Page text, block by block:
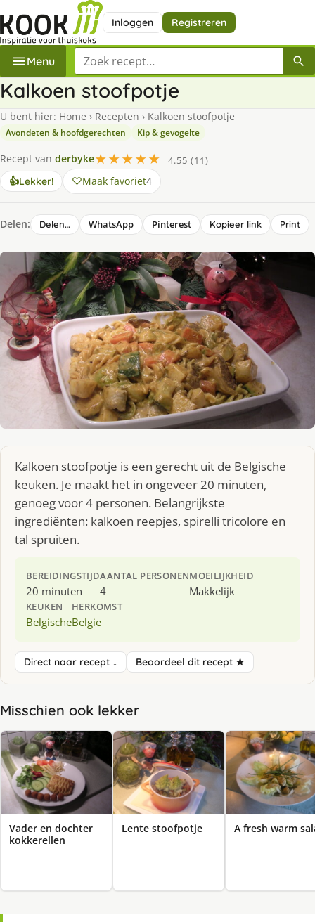
Inloggen Registreren
Menu Zoek een recept
Kalkoen stoofpotje
U bent hier: Home › Recepten › Kalkoen stoofpotje
Avondeten & hoofdgerechten Kip & gevogelte
Recept van derbyke★★★★★
4.55 (11)
👍Lekker! Maak favoriet4
Delen: Delen… WhatsApp Pinterest Kopieer link Print
Kalkoen stoofpotje is een gerecht uit de Belgische
keuken. Je maakt het in ongeveer 20 minuten,
genoeg voor 4 personen. Belangrijkste
ingrediënten: kalkoen reepjes, spirelli tricolore en
tal spruiten.
BEREIDINGSTIJD
20 minuten
AANTAL PERSONEN
4
MOEILIJKHEID
Makkelijk
KEUKEN
Belgische
HERKOMST
Belgie
Direct naar recept ↓ Beoordeel dit recept ★
Misschien ook lekker
Vader en dochter
kokkerellen
Lente stoofpotje A fresh warm